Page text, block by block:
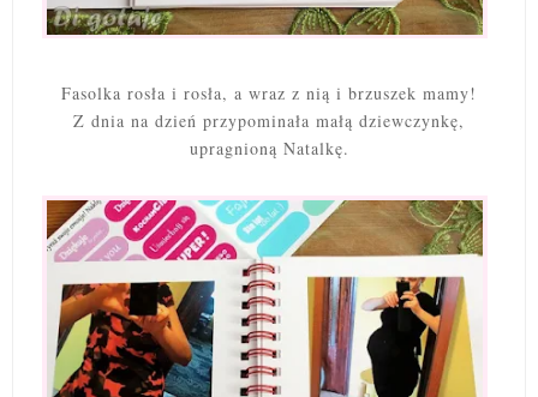
Fasolka rosła i rosła, a wraz z nią i brzuszek mamy!
Z dnia na dzień przypominała małą dziewczynkę,
upragnioną Natalkę.